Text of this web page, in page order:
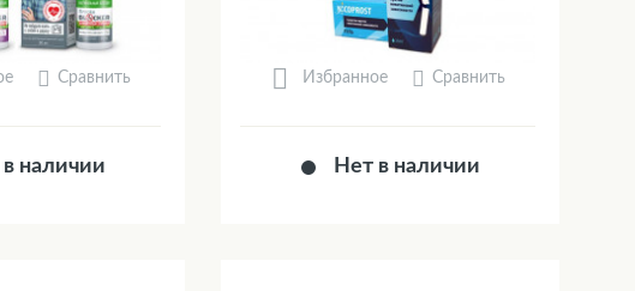
Сравнить
наличии
Избранное Сравнить
Нет в наличии